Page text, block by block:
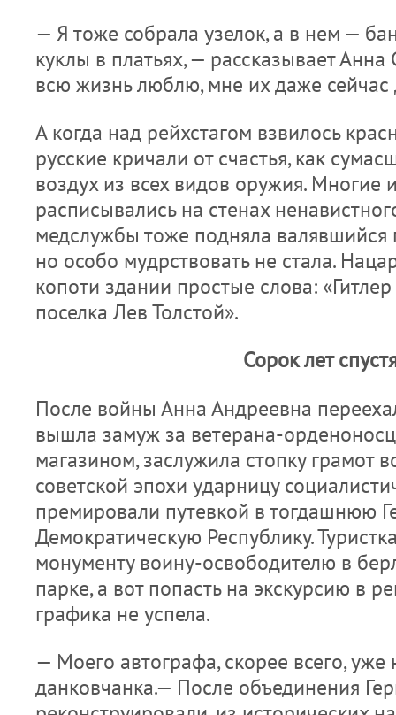
— Я тоже собрала узелок, а в нем —
куклы в платьях, — рассказывает
всю жизнь люблю, мне их даже сейчас
А когда над рейхстагом взвилось
русские кричали от счастья, как
воздух из всех видов оружия. Многие
расписывались на стенах
медслужбы тоже подняла
но особо мудрствовать не стала.
копоти здании простые слова:
поселка Лев Толстой».
Сорок лет
После войны Анна Андреевна
вышла замуж за ветерана-
магазином, заслужила стопку грамот
советской эпохи ударницу
премировали путевкой в тогдашнюю
Демократическую Республику.
монументу воину-освободителю в
парке, а вот попасть на экскурсию в
графика не успела.
— Моего автографа, скорее всего, уже
данковчанка.— После объединения